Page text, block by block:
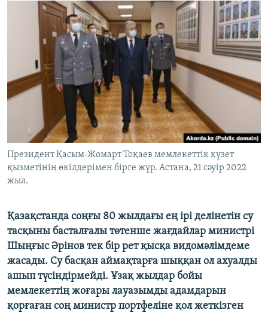
АРНАЙЫ ЖОБАЛАР
Русский
ЖАЗЫЛЫҢЫЗ
Басқа тілдерде
Президент Қасым-Жомарт Тоқаев мемлекеттік күзет
қызметінің өкілдерімен бірге жүр. Астана, 21 сәуір 2022
жыл.
Қазақстанда соңғы 80 жылдағы ең ірі делінетін су
тасқыны басталғалы төтенше жағдайлар министрі
Шыңғыс Әрінов тек бір рет қысқа видомәлімдеме
жасады. Су басқан аймақтарға шыққан ол ахуалды
ашып түсіндірмейді. Ұзақ жылдар бойы
мемлекеттің жоғары лауазымды адамдарын
қорғаған соң министр портфеліне қол жеткізген